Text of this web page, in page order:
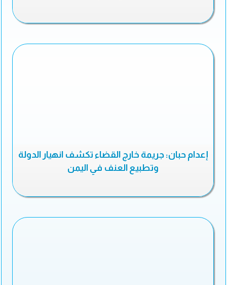
إعدام حبان: جريمة خارج القضاء تكشف انهيار الدولة
وتطبيع العنف في اليمن